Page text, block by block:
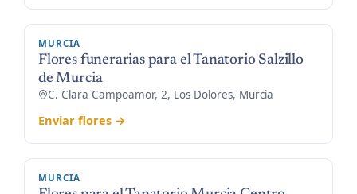
MURCIA
Flores funerarias para el Tanatorio Salzillo
de Murcia
C. Clara Campoamor, 2, Los Dolores, Murcia
Enviar flores →
MURCIA